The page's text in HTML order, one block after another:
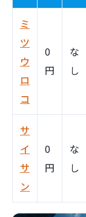
ミ
ツ
ウ
ロ
コ
0
円
な
し
サ
イ
サ
ン
0
円
な
し